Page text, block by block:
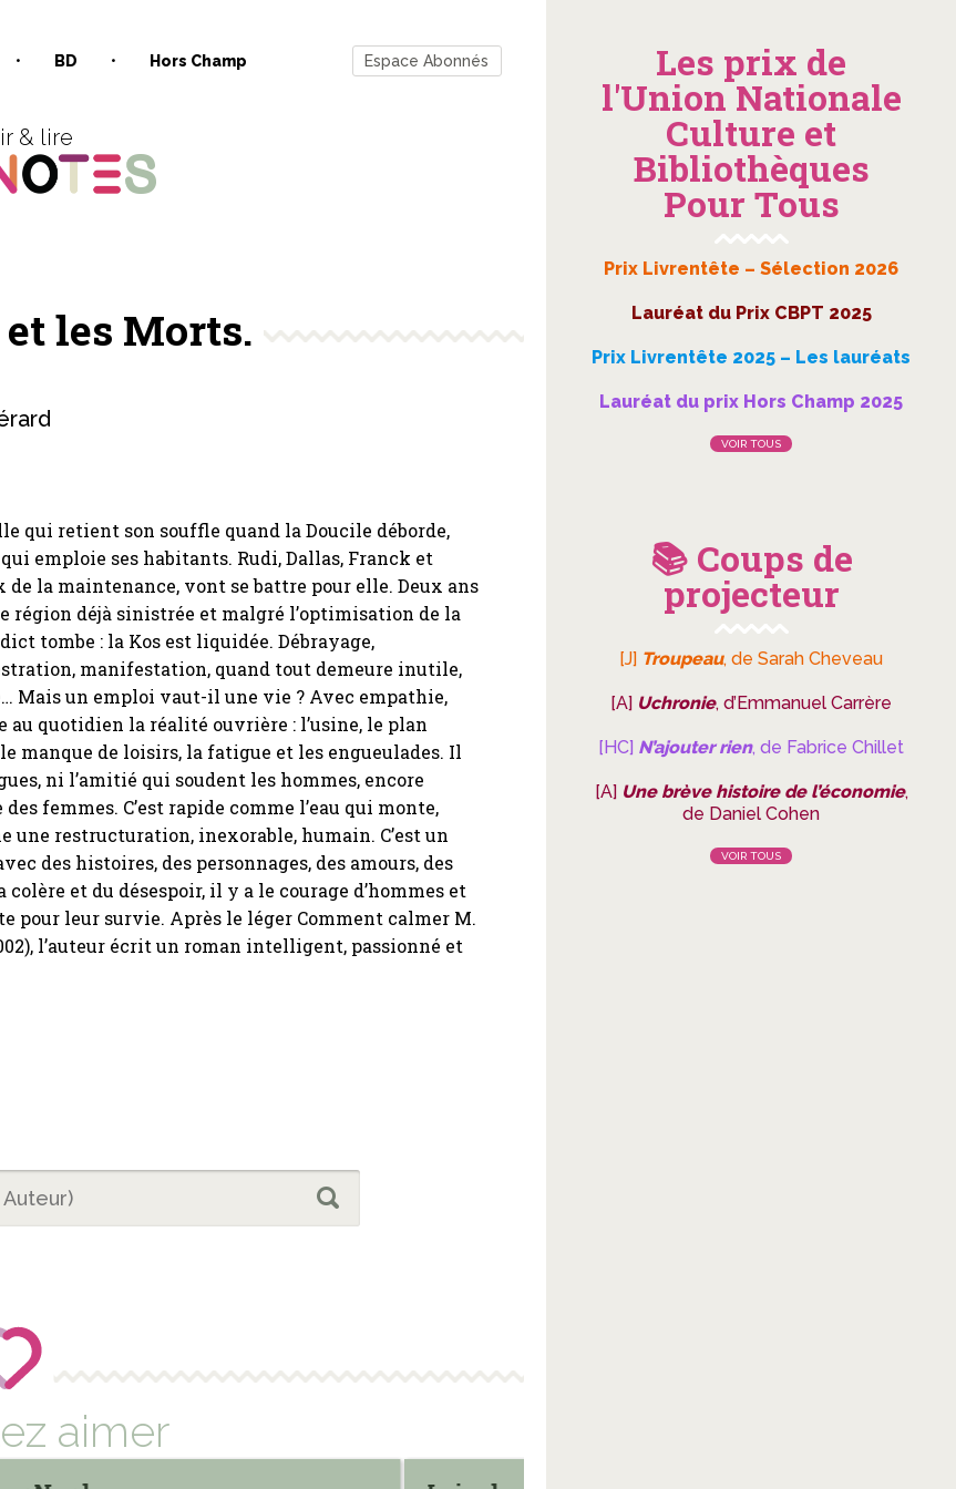
BD Hors Champ Espace Abonnés
& lire
les Morts.
qui retient son souffle quand la Doucile déborde,
emploie ses habitants. Rudi, Dallas, Franck et
de la maintenance, vont se battre pour elle. Deux ans
région déjà sinistrée et malgré l’optimisation de la
tombe : la Kos est liquidée. Débrayage,
manifestation, quand tout demeure inutile,
Mais un emploi vaut-il une vie ? Avec empathie,
quotidien la réalité ouvrière : l’usine, le plan
manque de loisirs, la fatigue et les engueulades. Il
ni l’amitié qui soudent les hommes, encore
femmes. C’est rapide comme l’eau qui monte,
une restructuration, inexorable, humain. C’est un
des histoires, des personnages, des amours, des
colère et du désespoir, il y a le courage d’hommes et
pour leur survie. Après le léger Comment calmer M.
l’auteur écrit un roman intelligent, passionné et
aimer
Les prix de
l'Union Nationale
Culture et
Bibliothèques
Pour Tous
Prix Livrentête – Sélection 2026
Lauréat du Prix CBPT 2025
Prix Livrentête 2025 – Les lauréats
Lauréat du prix Hors Champ 2025
VOIR TOUS
📚 Coups de
projecteur
[J] Troupeau, de Sarah Cheveau
[A] Uchronie, d’Emmanuel Carrère
[HC] N’ajouter rien, de Fabrice Chillet
[A] Une brève histoire de l’économie,
de Daniel Cohen
VOIR TOUS